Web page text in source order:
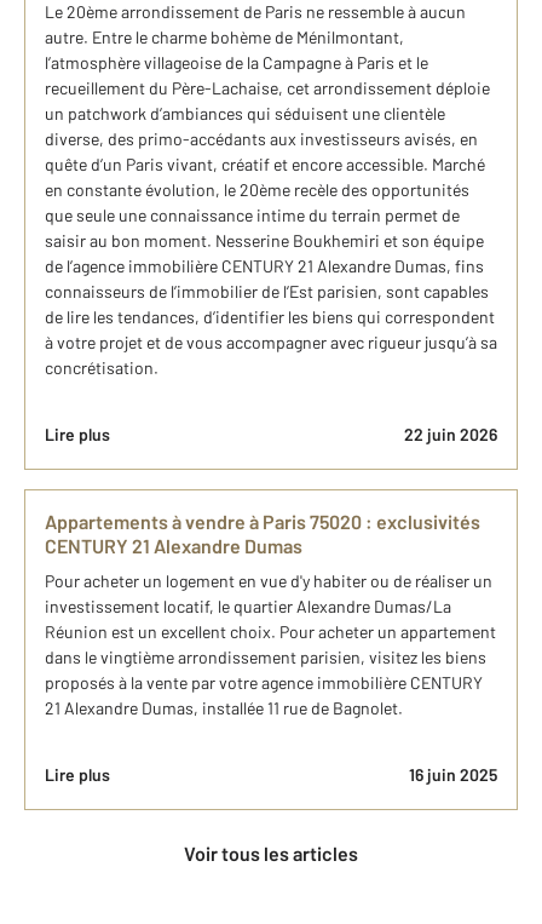
Le 20ème arrondissement de Paris ne ressemble à aucun
autre. Entre le charme bohème de Ménilmontant,
l’atmosphère villageoise de la Campagne à Paris et le
recueillement du Père-Lachaise, cet arrondissement déploie
un patchwork d’ambiances qui séduisent une clientèle
diverse, des primo-accédants aux investisseurs avisés, en
quête d’un Paris vivant, créatif et encore accessible. Marché
en constante évolution, le 20ème recèle des opportunités
que seule une connaissance intime du terrain permet de
saisir au bon moment. Nesserine Boukhemiri et son équipe
de l’agence immobilière CENTURY 21 Alexandre Dumas, fins
connaisseurs de l’immobilier de l’Est parisien, sont capables
de lire les tendances, d’identifier les biens qui correspondent
à votre projet et de vous accompagner avec rigueur jusqu’à sa
concrétisation.
Lire plus 22 juin 2026
Appartements à vendre à Paris 75020 : exclusivités
CENTURY 21 Alexandre Dumas
Pour acheter un logement en vue d'y habiter ou de réaliser un
investissement locatif, le quartier Alexandre Dumas/La
Réunion est un excellent choix. Pour acheter un appartement
dans le vingtième arrondissement parisien, visitez les biens
proposés à la vente par votre agence immobilière CENTURY
21 Alexandre Dumas, installée 11 rue de Bagnolet.
Lire plus 16 juin 2025
Voir tous les articles